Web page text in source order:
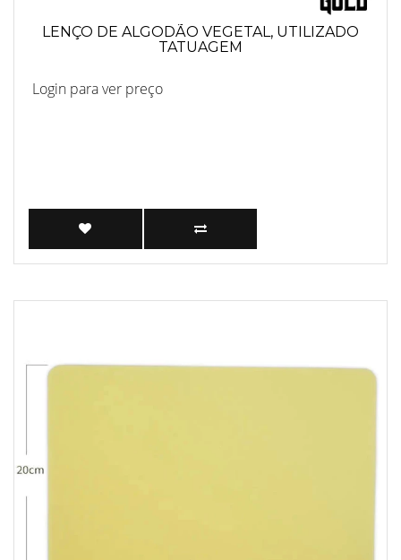
LENÇO DE ALGODÃO VEGETAL, UTILIZADO
TATUAGEM
Login para ver preço